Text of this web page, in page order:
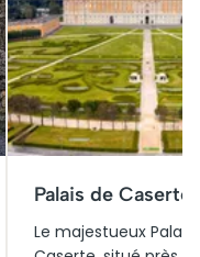
Palais de Caserte
Le majestueux Palais